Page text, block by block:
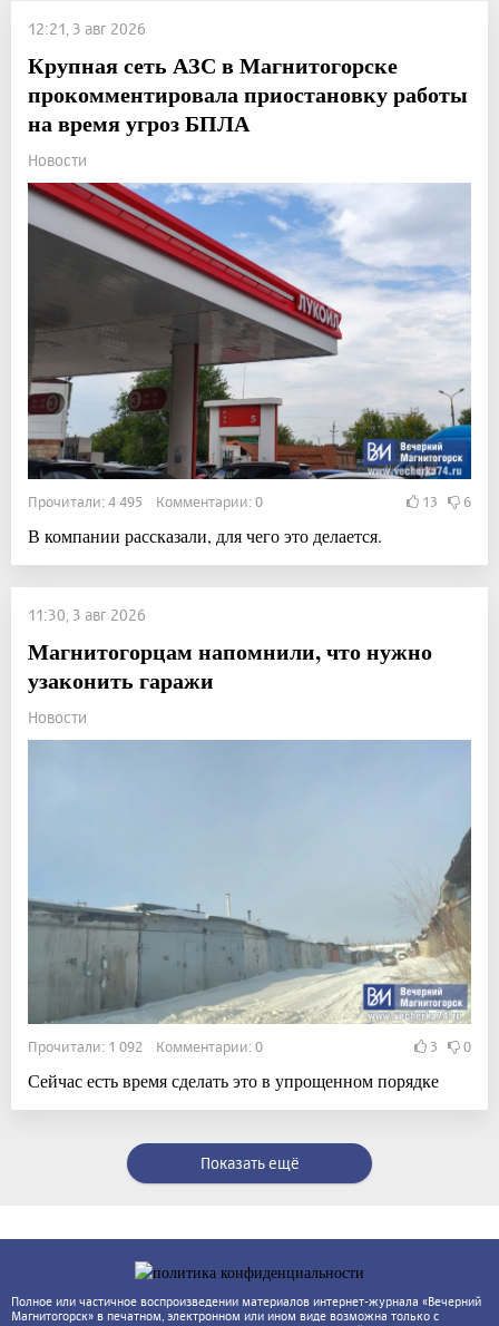
12:21, 3 авг 2026
Крупная сеть АЗС в Магнитогорске
прокомментировала приостановку работы
на время угроз БПЛА
Новости
Прочитали: 4 495 Комментарии: 0 13 6
В компании рассказали, для чего это делается.
11:30, 3 авг 2026
Магнитогорцам напомнили, что нужно
узаконить гаражи
Новости
Прочитали: 1 092 Комментарии: 0 3 0
Сейчас есть время сделать это в упрощенном порядке
Показать ещё
Полное или частичное воспроизведении материалов интернет-журнала «Вечерний
Магнитогорск» в печатном, электронном или ином виде возможна только с